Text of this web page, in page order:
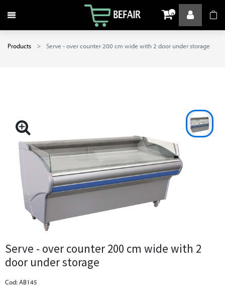
Toggle navigation 0
Products Serve - over counter 200 cm wide with 2 door under storage
Serve - over counter 200 cm wide with 2
door under storage
Cod: AB145